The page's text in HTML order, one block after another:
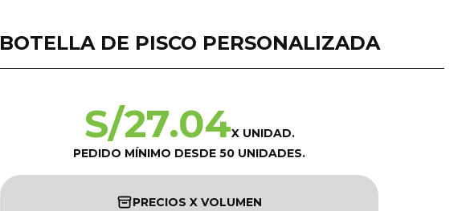
BOTELLA DE PISCO PERSONALIZADA
S/27.04X UNIDAD.
PEDIDO MÍNIMO DESDE 50 UNIDADES.
PRECIOS X VOLUMEN